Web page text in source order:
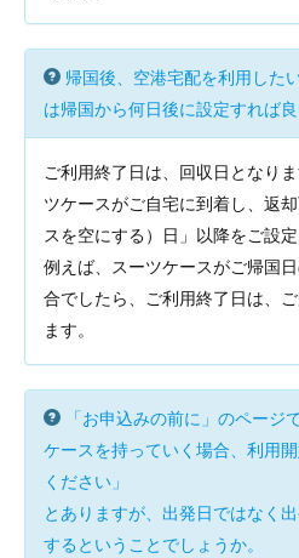
帰国後、空港宅配を利用した
は帰国から何日後に設定すれば
ご利用終了日は、回収日となり
ツケースがご自宅に到着し、返
スを空にする）日」以降をご設定
例えば、スーツケースがご帰国
合でしたら、ご利用終了日は、
ます。
「お申込みの前に」のページ
ケースを持っていく場合、利用
ください」
とありますが、出発日ではなく
するということでしょうか。